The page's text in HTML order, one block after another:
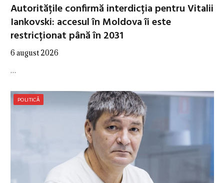
Autoritățile confirmă interdicția pentru Vitalii
Iankovski: accesul în Moldova îi este
restricționat până în 2031
6 august 2026
…
POLITICĂ